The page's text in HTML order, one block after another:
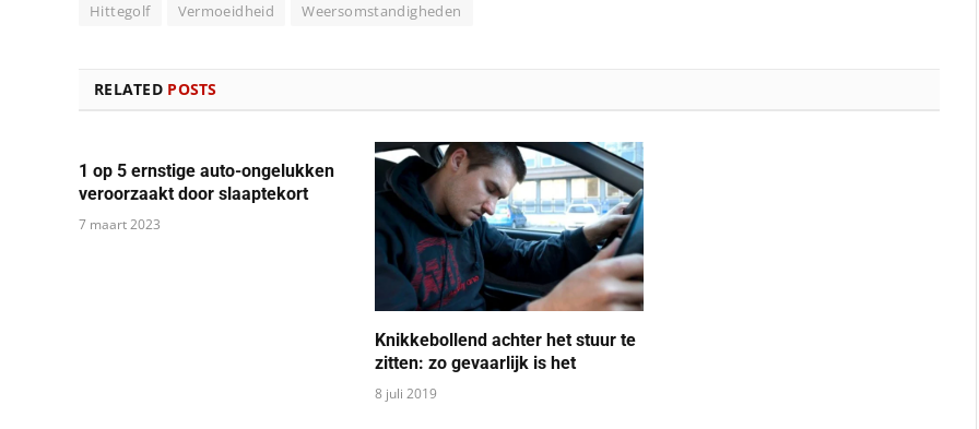
Hittegolf Vermoeidheid Weersomstandigheden
RELATED POSTS
1 op 5 ernstige auto-ongelukken
veroorzaakt door slaaptekort
7 maart 2023
Knikkebollend achter het stuur te
zitten: zo gevaarlijk is het
8 juli 2019